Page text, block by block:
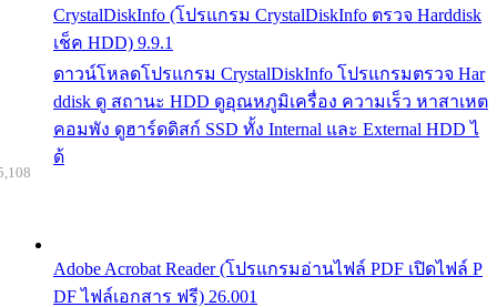
CrystalDiskInfo (โปรแกรม CrystalDiskInfo ตรวจ Harddisk
เช็ค HDD) 9.9.1
ดาวน์โหลดโปรแกรม CrystalDiskInfo โปรแกรมตรวจ Har
ddisk ดู สถานะ HDD ดูอุณหภูมิเครื่อง ความเร็ว หาสาเหต
คอมพัง ดูฮาร์ดดิสก์ SSD ทั้ง Internal และ External HDD ไ
ด้
Adobe Acrobat Reader (โปรแกรมอ่านไฟล์ PDF เปิดไฟล์ P
DF ไฟล์เอกสาร ฟรี) 26.001